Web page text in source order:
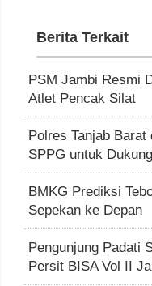
Berita Terkait
PSM Jambi Resmi
Atlet Pencak Silat
Polres Tanjab
SPPG untuk
BMKG Prediksi
Sepekan ke Depan
Pengunjung Padati
Persit BISA Vol II